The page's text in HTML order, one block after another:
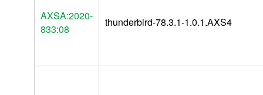
AXSA:2020-
833:08
thunderbird-78.3.1-1.0.1.AXS4